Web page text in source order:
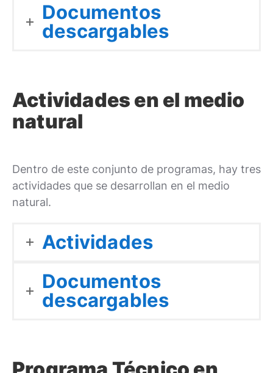
Documentos
descargables
Actividades en el medio
natural
Dentro de este conjunto de programas, hay tres
actividades que se desarrollan en el medio
natural.
Actividades
Documentos
descargables